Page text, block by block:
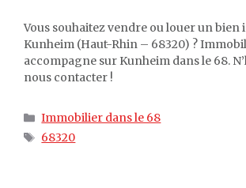
Vous souhaitez vendre ou louer un bien
Kunheim (Haut-Rhin – 68320) ?
accompagne sur Kunheim dans le 68.
nous contacter !
Catégories
Immobilier dans le 68
Étiquettes
68320